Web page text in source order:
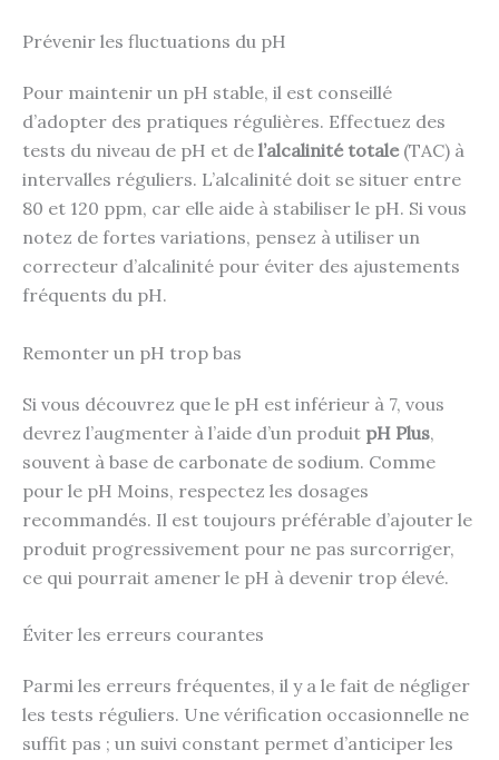
Prévenir les fluctuations du pH
Pour maintenir un pH stable, il est conseillé
d’adopter des pratiques régulières. Effectuez des
tests du niveau de pH et de l’alcalinité totale(TAC) à
intervalles réguliers. L’alcalinité doit se situer entre
80 et 120 ppm, car elle aide à stabiliser le pH. Si vous
notez de fortes variations, pensez à utiliser un
correcteur d’alcalinité pour éviter des ajustements
fréquents du pH.
Remonter un pH trop bas
Si vous découvrez que le pH est inférieur à 7, vous
devrez l’augmenter à l’aide d’un produit pH Plus,
souvent à base de carbonate de sodium. Comme
pour le pH Moins, respectez les dosages
recommandés. Il est toujours préférable d’ajouter le
produit progressivement pour ne pas surcorriger,
ce qui pourrait amener le pH à devenir trop élevé.
Éviter les erreurs courantes
Parmi les erreurs fréquentes, il y a le fait de négliger
les tests réguliers. Une vérification occasionnelle ne
suffit pas ; un suivi constant permet d’anticiper les